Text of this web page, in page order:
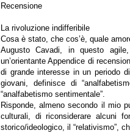
Recensione
La rivoluzione indifferibile
Cosa è stato, che cos’è, quale
Augusto Cavadi, in questo
un’orientante Appendice di
di grande interesse in un periodo
giovani, definisce di
“analfabetismo sentimentale”.
Risponde, almeno secondo il mio
culturali, di riconsiderare alcuni
storico/ideologico, il “relativismo”,